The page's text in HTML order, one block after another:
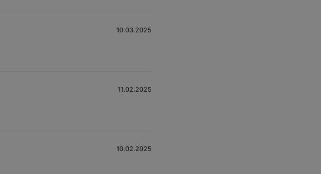
10.03.2025
11.02.2025
10.02.2025